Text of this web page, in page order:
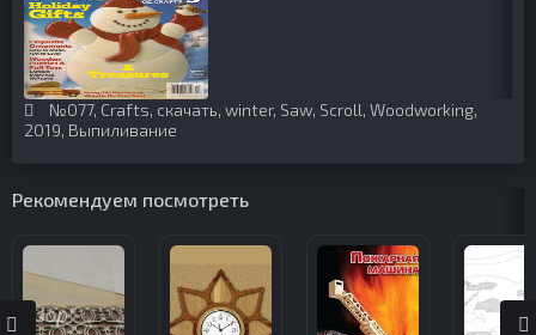
№077, Crafts, скачать, winter, Saw, Scroll, Woodworking,
2019, Выпиливание
Рекомендуем посмотреть